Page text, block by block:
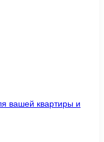
вашей квартиры и